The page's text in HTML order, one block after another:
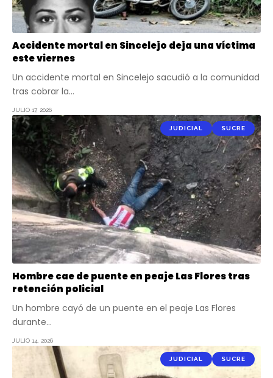
Accidente mortal en Sincelejo deja una víctima
este viernes
Un accidente mortal en Sincelejo sacudió a la comunidad
tras cobrar la…
JULIO 17, 2026
JUDICIAL SUCRE
Hombre cae de puente en peaje Las Flores tras
retención policial
Un hombre cayó de un puente en el peaje Las Flores
durante…
JULIO 14, 2026
JUDICIAL SUCRE